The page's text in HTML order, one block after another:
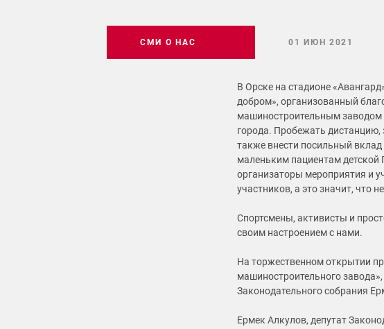
СМИ О НАС 01 ИЮН 2021
В Орске на стадионе
добром», организованный
машиностроительным
города. Пробежать дистанцию,
также внести посильный
маленьким пациентам детской
организаторы мероприятия и
участников, а это значит, что
Спортсмены, активисты и
своим настроением с нами.
На торжественном открытии
машиностроительного
Законодательного собрания
Ермек Алкулов, депутат